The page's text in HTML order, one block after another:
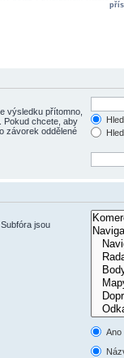
výsledku přítomno,
Pokud chcete, aby
závorek oddělené
jsou
Ano